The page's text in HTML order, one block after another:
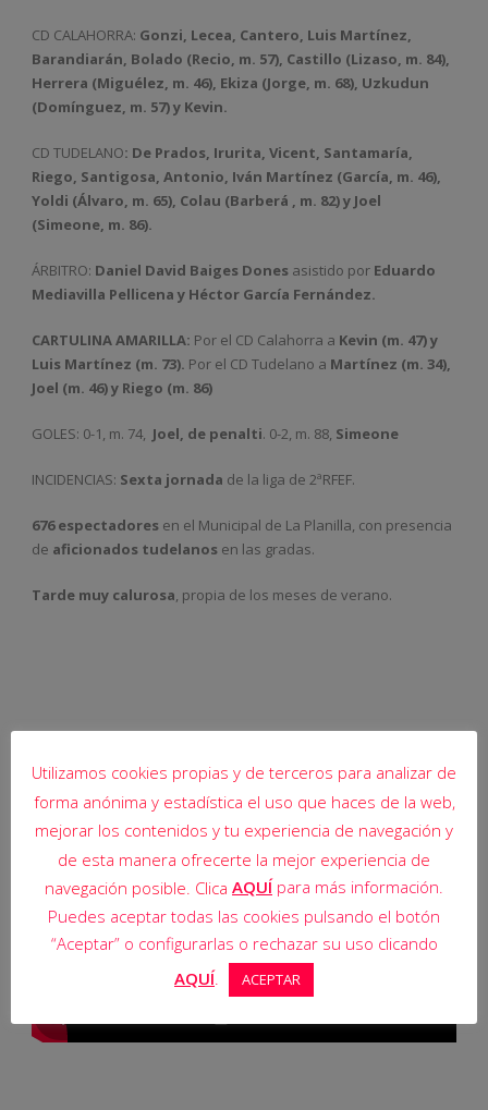
CD CALAHORRA: Gonzi, Lecea, Cantero, Luis Martínez,
Barandiarán, Bolado (Recio, m. 57), Castillo (Lizaso, m. 84),
Herrera (Miguélez, m. 46), Ekiza (Jorge, m. 68), Uzkudun
(Domínguez, m. 57) y Kevin.
CD TUDELANO: De Prados, Irurita, Vicent, Santamaría,
Riego, Santigosa, Antonio, Iván Martínez (García, m. 46),
Yoldi (Álvaro, m. 65), Colau (Barberá , m. 82) y Joel
(Simeone, m. 86).
ÁRBITRO: Daniel David Baiges Dones asistido por Eduardo
Mediavilla Pellicena y Héctor García Fernández.
CARTULINA AMARILLA: Por el CD Calahorra a Kevin (m. 47) y
Luis Martínez (m. 73). Por el CD Tudelano a Martínez (m. 34),
Joel (m. 46) y Riego (m. 86)
GOLES: 0-1, m. 74, Joel, de penalti. 0-2, m. 88, Simeone
INCIDENCIAS: Sexta jornada de la liga de 2ªRFEF.
676 espectadores en el Municipal de La Planilla, con presencia
de aficionados tudelanos en las gradas.
Tarde muy calurosa, propia de los meses de verano.
Utilizamos cookies propias y de terceros para analizar de
forma anónima y estadística el uso que haces de la web,
mejorar los contenidos y tu experiencia de navegación y
de esta manera ofrecerte la mejor experiencia de
navegación posible. Clica AQUÍ para más información.
Puedes aceptar todas las cookies pulsando el botón
“Aceptar” o configurarlas o rechazar su uso clicando
AQUÍ. ACEPTAR